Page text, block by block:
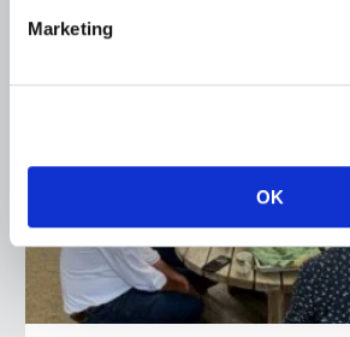
Marketing
OK